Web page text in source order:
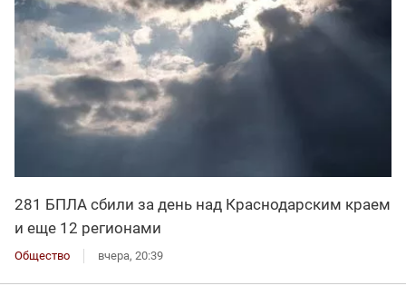
281 БПЛА сбили за день над Краснодарским краем
и еще 12 регионами
Общество вчера, 20:39